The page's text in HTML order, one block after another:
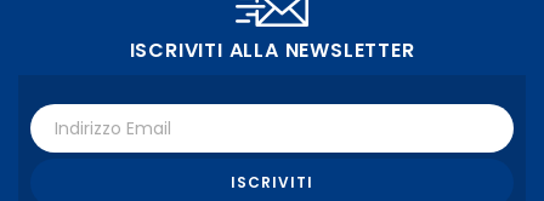
ISCRIVITI ALLA NEWSLETTER